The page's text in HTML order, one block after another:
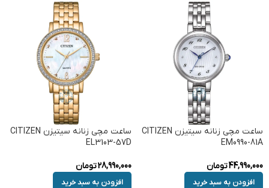
ساعت مچی زنانه سیتیزن CITIZEN
EM0990-81A
44,990,000تومان
افزودن به سبد خرید
ساعت مچی زنانه سیتیزن CITIZEN
EL3103-57D
28,990,000تومان
افزودن به سبد خرید